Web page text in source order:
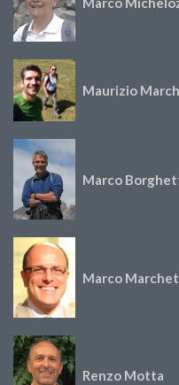
Maurizio
Marco
Marco
Renzo Motta